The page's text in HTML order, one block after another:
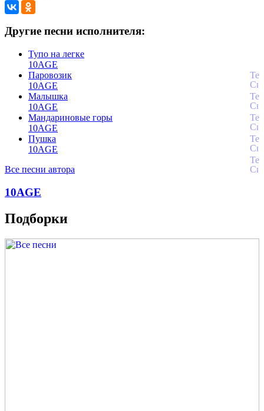
Другие песни исполнителя:
Тупо на легке
10AGE
Паровозик
10AGE
Малышка
10AGE
Мандариновые горы
10AGE
Пушка
10AGE
Все песни автора
10AGE
Подборки